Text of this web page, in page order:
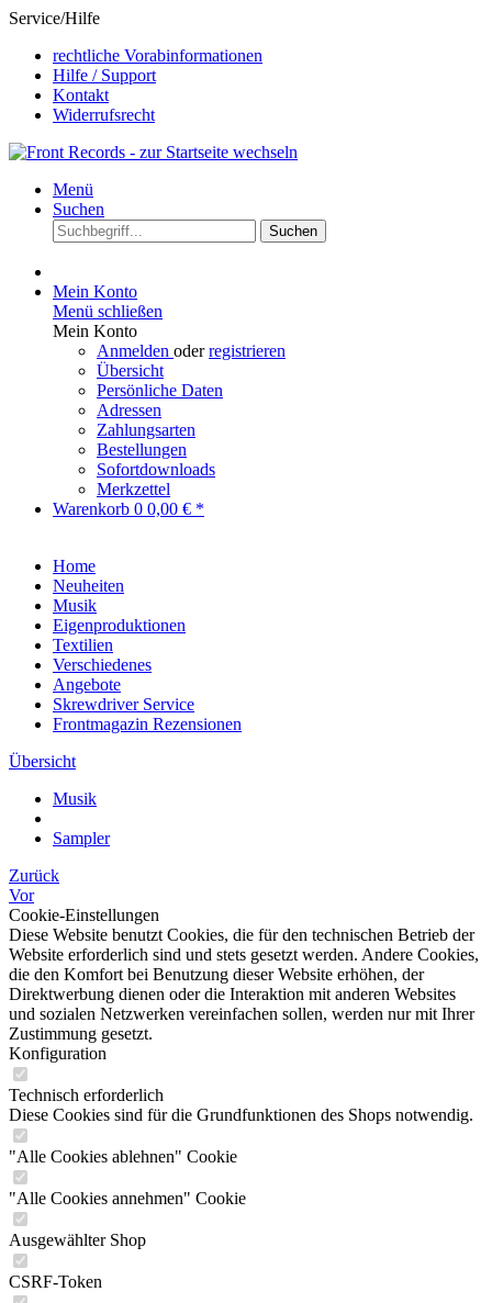
Service/Hilfe
rechtliche Vorabinformationen
Hilfe / Support
Kontakt
Widerrufsrecht
Menü
Suchen
Suchen
Mein Konto
Menü schließen
Mein Konto
Anmelden oderregistrieren
Übersicht
Persönliche Daten
Adressen
Zahlungsarten
Bestellungen
Sofortdownloads
Merkzettel
Warenkorb 0 0,00 € *
Home
Neuheiten
Musik
Eigenproduktionen
Textilien
Verschiedenes
Angebote
Skrewdriver Service
Frontmagazin Rezensionen
Übersicht
Musik
Sampler
Zurück
Vor
Cookie-Einstellungen
Diese Website benutzt Cookies, die für den technischen Betrieb der
Website erforderlich sind und stets gesetzt werden. Andere Cookies,
die den Komfort bei Benutzung dieser Website erhöhen, der
Direktwerbung dienen oder die Interaktion mit anderen Websites
und sozialen Netzwerken vereinfachen sollen, werden nur mit Ihrer
Zustimmung gesetzt.
Konfiguration
Technisch erforderlich
Diese Cookies sind für die Grundfunktionen des Shops notwendig.
"Alle Cookies ablehnen" Cookie
"Alle Cookies annehmen" Cookie
Ausgewählter Shop
CSRF-Token